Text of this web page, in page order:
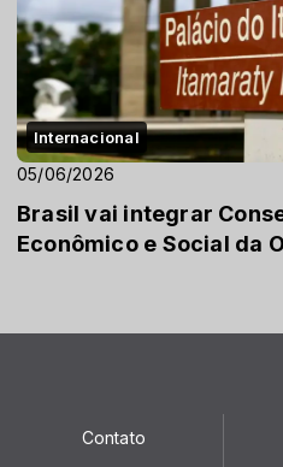
Internacional
05/06/2026
Brasil vai integrar
Econômico e Social da
Contato